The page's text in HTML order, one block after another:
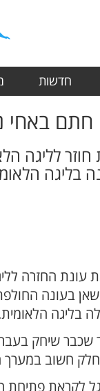
חדשות
חתם באחי
לליגה
בליגה
עונת החזרה
שאן בעונה
בליגה
שיחק בעבר
לחלק חשוב
לקראת